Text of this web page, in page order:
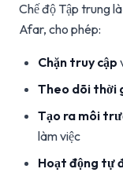
Chế độ Tập trung
Afar, cho phép:
Chặn truy cập
Theo dõi thời
Tạo ra môi
làm việc
Hoạt động tự